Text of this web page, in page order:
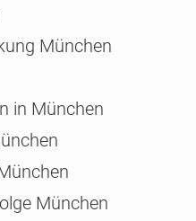
München
in München
München